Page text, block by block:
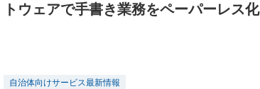
トウェアで手書き業務をペーパーレス化
自治体向けサービス最新情報